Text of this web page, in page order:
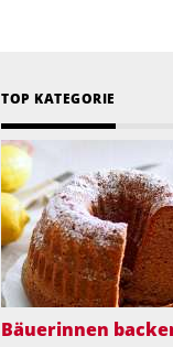
TOP KATEGORIE
Bäuerinnen